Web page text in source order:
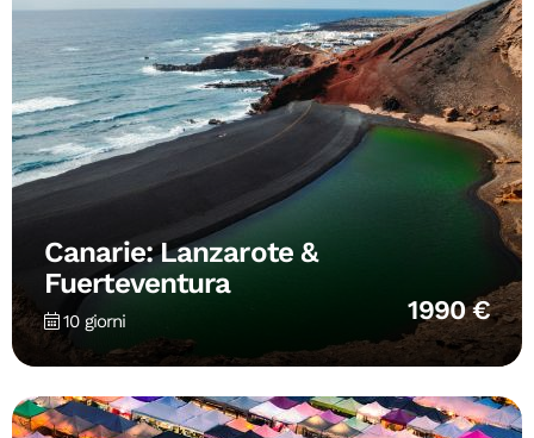
Canarie: Lanzarote &
Fuerteventura
10 giorni 1990 €